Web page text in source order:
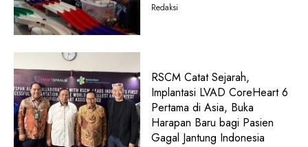
Redaksi
RSCM Catat Sejarah,
Implantasi LVAD CoreHeart 6
Pertama di Asia, Buka
Harapan Baru bagi Pasien
Gagal Jantung Indonesia